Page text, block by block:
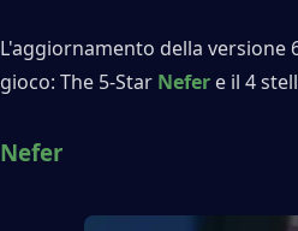
L'aggiornamento della
gioco: The 5-Star Nefer e il 4
Nefer